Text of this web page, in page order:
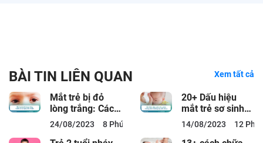
BÀI TIN LIÊN QUAN Xem tất cả
Mắt trẻ bị đỏ
lòng trắng: Cách
xử lý ngay kẻo
muộn
24/08/2023 8 Phút đọc
20+ Dấu hiệu
mắt trẻ sơ sinh
không bình
thường mẹ cần
14/08/2023 12